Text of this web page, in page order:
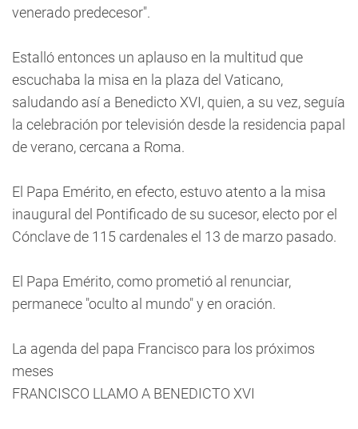
venerado predecesor".
Estalló entonces un aplauso en la multitud que
escuchaba la misa en la plaza del Vaticano,
saludando así a Benedicto XVI, quien, a su vez, seguía
la celebración por televisión desde la residencia papal
de verano, cercana a Roma.
El Papa Emérito, en efecto, estuvo atento a la misa
inaugural del Pontificado de su sucesor, electo por el
Cónclave de 115 cardenales el 13 de marzo pasado.
El Papa Emérito, como prometió al renunciar,
permanece "oculto al mundo" y en oración.
La agenda del papa Francisco para los próximos
meses
FRANCISCO LLAMO A BENEDICTO XVI